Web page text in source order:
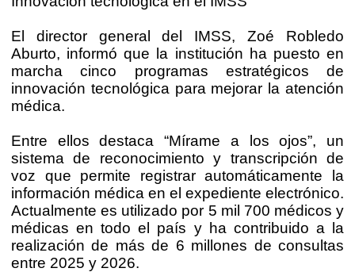
El director general del IMSS, Zoé Robledo
Aburto, informó que la institución ha puesto en
marcha cinco programas estratégicos de
innovación tecnológica para mejorar la atención
médica.
Entre ellos destaca “Mírame a los ojos”, un
sistema de reconocimiento y transcripción de
voz que permite registrar automáticamente la
información médica en el expediente electrónico.
Actualmente es utilizado por 5 mil 700 médicos y
médicas en todo el país y ha contribuido a la
realización de más de 6 millones de consultas
entre 2025 y 2026.